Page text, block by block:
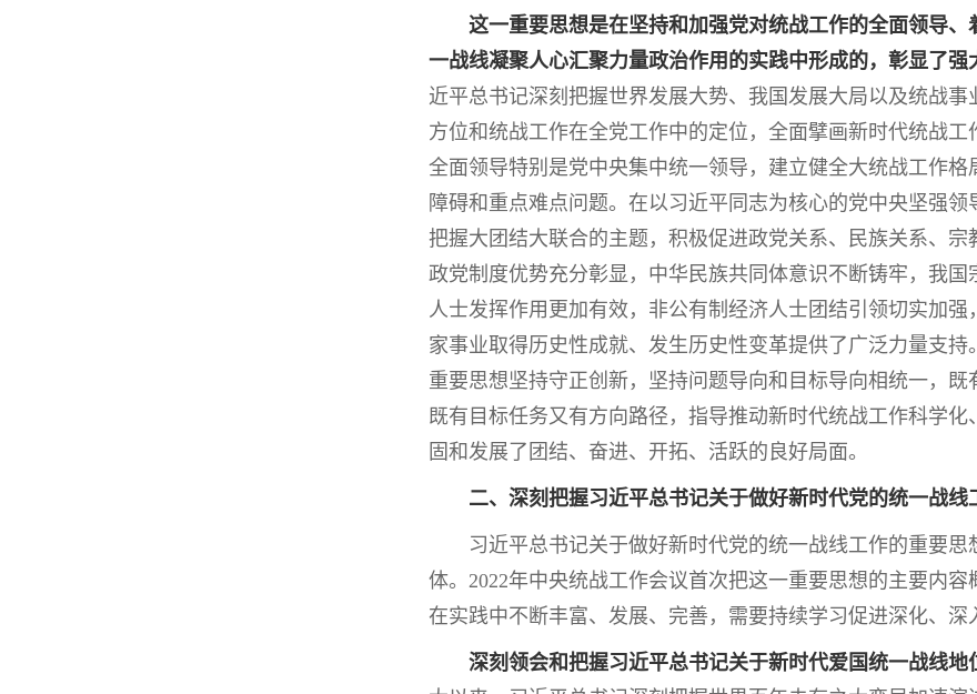
这一重要思想是在坚持和加强党对统战工作的全面领导
一战线凝聚人心汇聚力量政治作用的实践中形成的，彰显了强
近平总书记深刻把握世界发展大势、我国发展大局以及统战
方位和统战工作在全党工作中的定位，全面擘画新时代统战
全面领导特别是党中央集中统一领导，建立健全大统战工作
障碍和重点难点问题。在以习近平同志为核心的党中央坚强
把握大团结大联合的主题，积极促进政党关系、民族关系、
政党制度优势充分彰显，中华民族共同体意识不断铸牢，我
人士发挥作用更加有效，非公有制经济人士团结引领切实加
家事业取得历史性成就、发生历史性变革提供了广泛力量支
重要思想坚持守正创新，坚持问题导向和目标导向相统一，
既有目标任务又有方向路径，指导推动新时代统战工作科学
固和发展了团结、奋进、开拓、活跃的良好局面。
二、深刻把握习近平总书记关于做好新时代党的统一战线
习近平总书记关于做好新时代党的统一战线工作的重要思
体。2022年中央统战工作会议首次把这一重要思想的主要内
在实践中不断丰富、发展、完善，需要持续学习促进深化、深
深刻领会和把握习近平总书记关于新时代爱国统一战线地